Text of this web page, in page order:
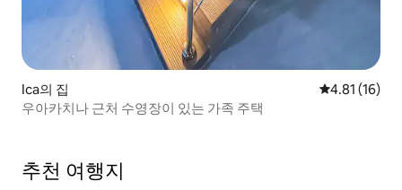
Ica의 집 평점 4.81점
4.81 (16)
우아카치나 근처 수영장이 있는 가족 주택
추천 여행지